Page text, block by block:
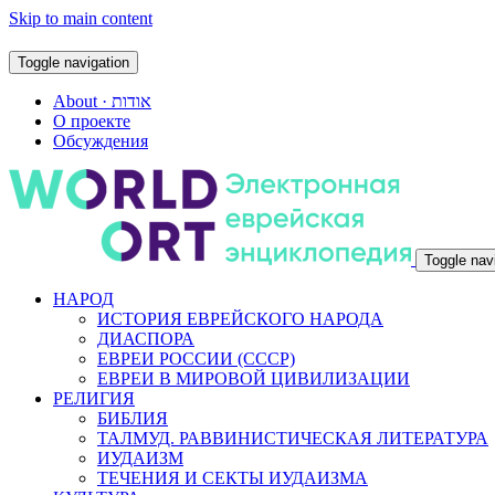
Skip to main content
Toggle navigation
About · אודות
О проекте
Обсуждения
Toggle
НАРОД
ИСТОРИЯ ЕВРЕЙСКОГО НАРОДА
ДИАСПОРА
ЕВРЕИ РОССИИ (СССР)
ЕВРЕИ В МИРОВОЙ ЦИВИЛИЗАЦИИ
РЕЛИГИЯ
БИБЛИЯ
ТАЛМУД. РАВВИНИСТИЧЕСКАЯ ЛИТЕРАТУРА
ИУДАИЗМ
ТЕЧЕНИЯ И СЕКТЫ ИУДАИЗМА